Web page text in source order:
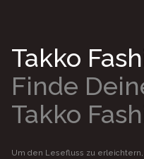
Takko
Finde
Takko
Um den Lesefluss zu